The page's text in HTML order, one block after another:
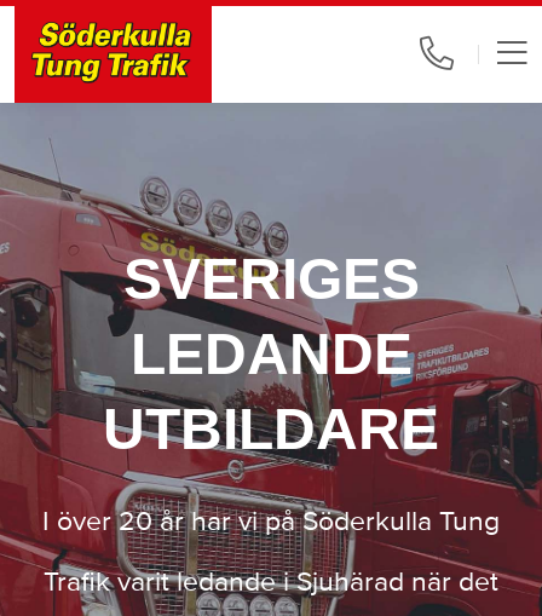
SVERIGES
LEDANDE
UTBILDARE
I över 20 år har vi på Söderkulla Tung
Trafik varit ledande i Sjuhärad när det